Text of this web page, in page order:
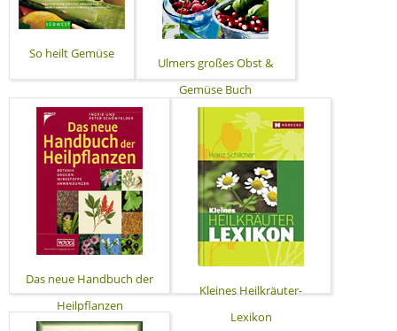
So heilt Gemüse
Ulmers großes Obst &
Gemüse Buch
Das neue Handbuch der
Heilpflanzen
Kleines Heilkräuter-
Lexikon